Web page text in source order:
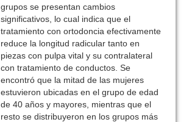
grupos se presentan cambios
significativos, lo cual indica que el
tratamiento con ortodoncia efectivamente
reduce la longitud radicular tanto en
piezas con pulpa vital y su contralateral
con tratamiento de conductos. Se
encontró que la mitad de las mujeres
estuvieron ubicadas en el grupo de edad
de 40 años y mayores, mientras que el
resto se distribuyeron en los grupos más